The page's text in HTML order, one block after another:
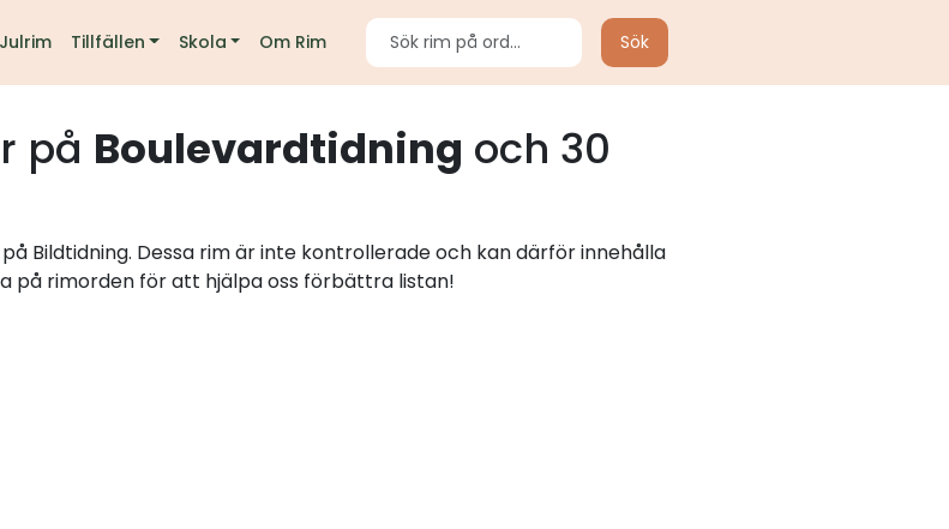
Julrim Tillfällen Skola Om Rim Sök
på Boulevardtidning och 30
Bildtidning. Dessa rim är inte kontrollerade och kan därför innehålla
på rimorden för att hjälpa oss förbättra listan!